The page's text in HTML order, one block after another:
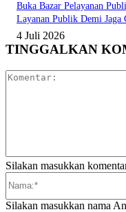
Buka Bazar Pelayanan
Layanan Publik Demi Jaga
4 Juli 2026
TINGGALKAN
Silakan masukkan
Silakan masukkan nama